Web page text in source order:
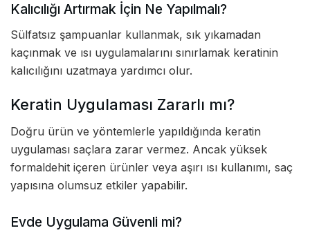
Kalıcılığı Artırmak İçin Ne Yapılmalı?
Sülfatsız şampuanlar kullanmak, sık yıkamadan
kaçınmak ve ısı uygulamalarını sınırlamak keratinin
kalıcılığını uzatmaya yardımcı olur.
Keratin Uygulaması Zararlı mı?
Doğru ürün ve yöntemlerle yapıldığında keratin
uygulaması saçlara zarar vermez. Ancak yüksek
formaldehit içeren ürünler veya aşırı ısı kullanımı, saç
yapısına olumsuz etkiler yapabilir.
Evde Uygulama Güvenli mi?